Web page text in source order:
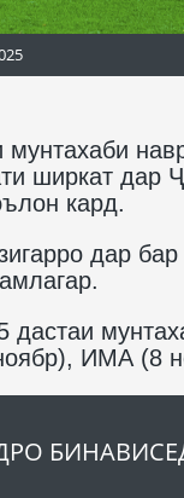
ширкат дар
кард.
дар
ИМА (8